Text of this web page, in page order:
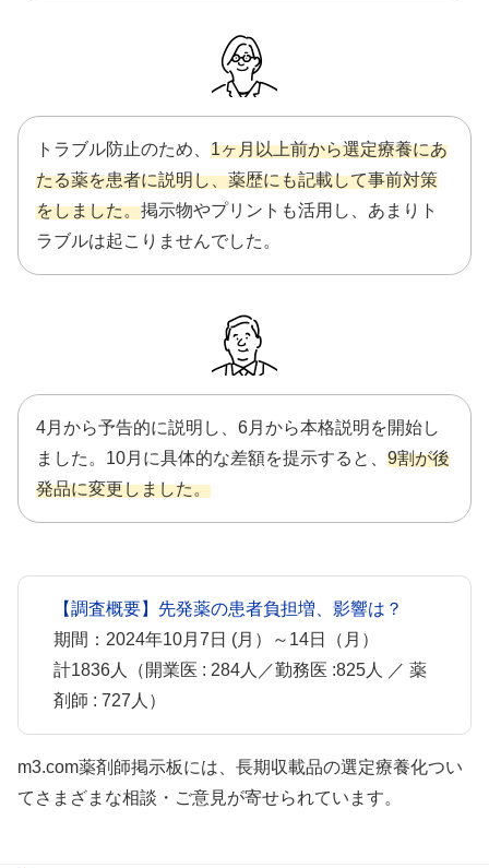
トラブル防止のため、 1ヶ月以上前から選定療養にあ
たる薬を患者に説明し、薬歴にも記載して事前対策
をしました。掲示物やプリントも活用し、あまりト
ラブルは起こりませんでした。
4月から予告的に説明し、6月から本格説明を開始し
ました。10月に具体的な差額を提示すると、 9割が後
発品に変更しました。
【調査概要】先発薬の患者負担増、影響は？
期間：2024年10月7日 (月）～14日（月）
計1836人（開業医 : 284人／勤務医 :825人 ／ 薬
剤師 : 727人）
m3.com薬剤師掲示板には、長期収載品の選定療養化つい
てさまざまな相談・ご意見が寄せられています。